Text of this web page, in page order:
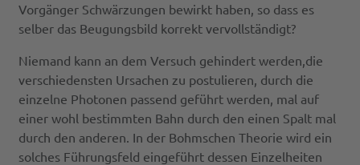
Vorgänger Schwärzungen bewirkt haben, so dass es
selber das Beugungsbild korrekt vervollständigt?
Niemand kann an dem Versuch gehindert werden,die
verschiedensten Ursachen zu postulieren, durch die
einzelne Photonen passend geführt werden, mal auf
einer wohl bestimmten Bahn durch den einen Spalt mal
durch den anderen. In der Bohmschen Theorie wird ein
solches Führungsfeld eingeführt dessen Einzelheiten